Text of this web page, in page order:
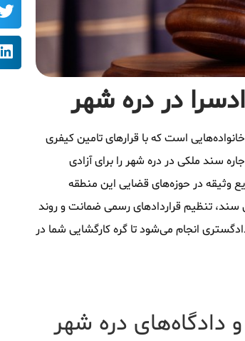
در دره شهر
است که با قرارهای تامین کیفری
سند ملکی در دره شهر را برای آزادی
وثیقه در حوزه‌های قضایی این منطقه
سند، تنظیم قراردادهای رسمی ضمانت و روند
انجام می‌شود تا گره کارگشایی شما در
دادگاه‌های دره شهر